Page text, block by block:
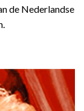
de Nederlandse